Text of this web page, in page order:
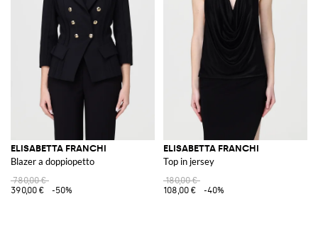
ELISABETTA FRANCHI
Blazer a doppiopetto
780,00 €
390,00 €
-50%
ELISABETTA FRANCHI
Top in jersey
180,00 €
108,00 €
-40%